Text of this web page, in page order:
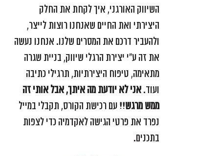
השיווק האורגני, איך לקחת את החלק
היצירתי ואת החיים שאנחנו רוצות לייצר,
ולהעביר דרכם את המסרים שלנו. אנחנו נעשה
את זה ע"י יצירת הרגלי שיווק, בניית שגרה
מתאימה, טיפוח היצירתיות, תרגילי כתיבה
ועוד.אני לא יודעת מה איתך, אבל אותי זה
ממש מרגש!! עם רכישת הקורס, תקבלי במייל
נפרד את פרטי הגישה לאקדמיה כדי לצפות
בתכנים.